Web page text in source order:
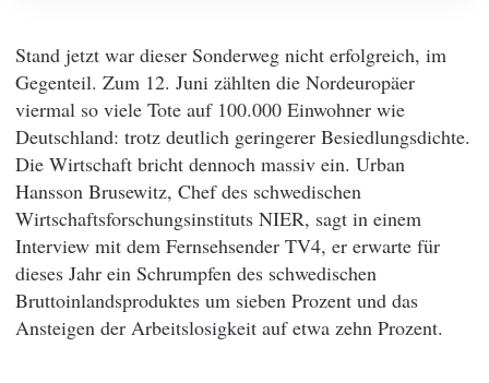
Stand jetzt war dieser Sonderweg nicht erfolgreich, im
Gegenteil. Zum 12. Juni zählten die Nordeuropäer
viermal so viele Tote auf 100.000 Einwohner wie
Deutschland: trotz deutlich geringerer Besiedlungsdichte.
Die Wirtschaft bricht dennoch massiv ein. Urban
Hansson Brusewitz, Chef des schwedischen
Wirtschaftsforschungsinstituts NIER, sagt in einem
Interview mit dem Fernsehsender TV4, er erwarte für
dieses Jahr ein Schrumpfen des schwedischen
Bruttoinlandsproduktes um sieben Prozent und das
Ansteigen der Arbeitslosigkeit auf etwa zehn Prozent.